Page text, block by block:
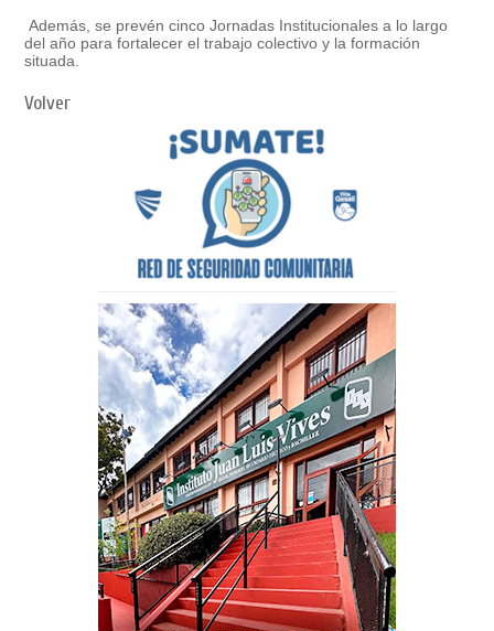
Además, se prevén cinco Jornadas Institucionales a lo largo
del año para fortalecer el trabajo colectivo y la formación
situada.
Volver